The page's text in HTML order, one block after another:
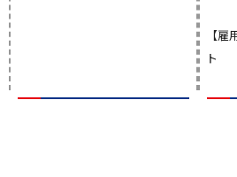
【
ト